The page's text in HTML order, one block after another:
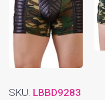
SKU: LBBD9283